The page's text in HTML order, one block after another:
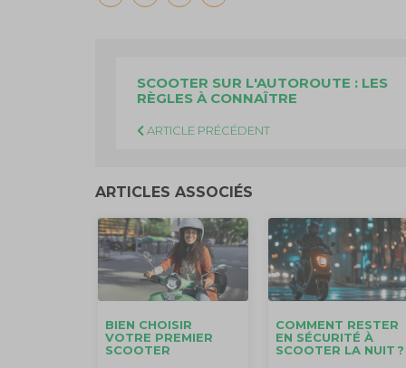
SCOOTER SUR L'AUTOROUTE : LES
RÈGLES À CONNAÎTRE
ARTICLE PRÉCÉDENT
ARTICLES ASSOCIÉS
BIEN CHOISIR
VOTRE PREMIER
SCOOTER
COMMENT RESTER
EN SÉCURITÉ À
SCOOTER LA NUIT ?